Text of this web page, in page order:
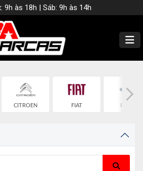
9h às 18h | Sáb: 9h às 14h
CITROEN FIAT FORD